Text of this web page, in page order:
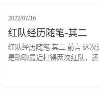
2022/07/16
红队经历随笔-其二
红队经历随笔-其二 前言 这次
是聊聊最近打得两次红队，